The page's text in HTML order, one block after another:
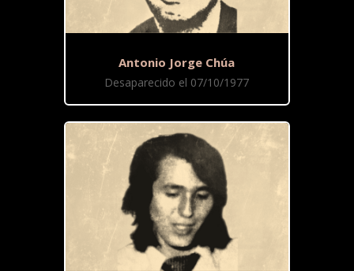
Antonio Jorge Chúa
Desaparecido el 07/10/1977